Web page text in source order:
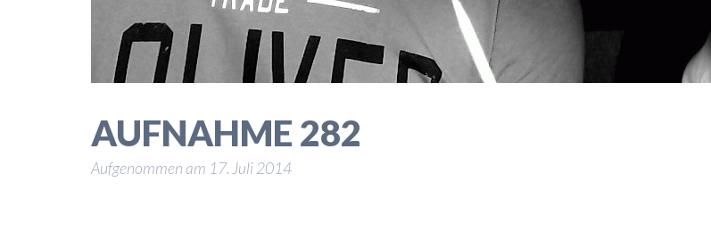
AUFNAHME 282
Aufgenommen am 17. Juli 2014